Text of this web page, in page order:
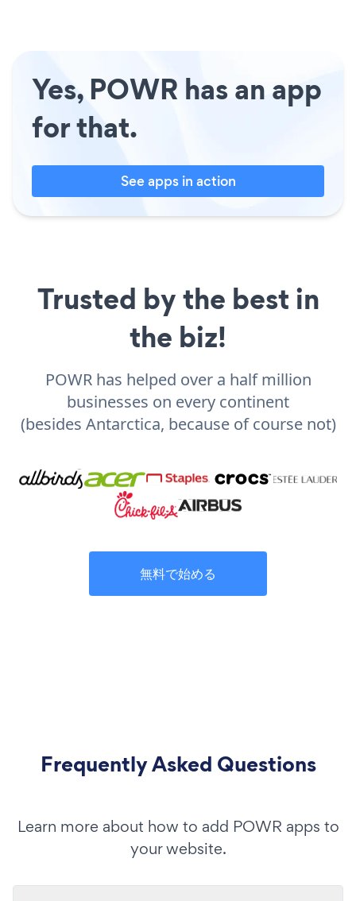
Yes, POWR has an app
for that.
See apps in action
Trusted by the best in
the biz!
POWR has helped over a half million
businesses on every continent
(besides Antarctica, because of course not)
無料で始める
Frequently Asked Questions
Learn more about how to add POWR apps to
your website.